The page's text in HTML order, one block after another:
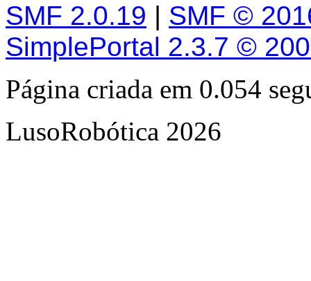
SMF 2.0.19 | SMF ©
SimplePortal 2.3.7 ©
Página criada em 0.054
LusoRobótica 2026